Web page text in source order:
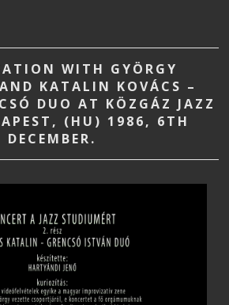
WITH GYÖRGY
KATALIN KOVÁCS –
DUO AT KÖZGÁZ JAZZ
(HU) 1986, 6TH
DECEMBER.